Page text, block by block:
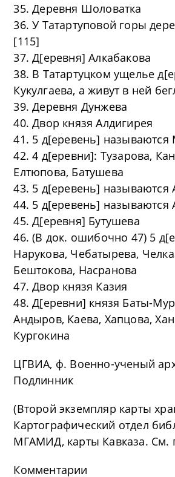
35. Деревня Шоловатка
36. У Татартуповой горы
[115]
37. Д[еревня] Алкабакова
38. В Татартуцком ущелье
Кукулгаева, а живут в ней
39. Деревня Дунжева
40. Двор князя Алдигирея
41. 5 д[еревень] называются
42. 4 д[еревни]: Тузарова,
Елтюпова, Батушева
43. 5 д[еревень] называются
44. 5 д[еревень] называются
45. Д[еревня] Бутушева
46. (В док. ошибочно 47) 5
Нарукова, Чебатырева,
Бештокова, Насранова
47. Двор князя Казия
48. Д[еревни] князя Баты-
Андыров, Каева, Хапцова,
Кургокина
ЦГВИА, ф. Военно-ученый
Подлинник
(Второй экземпляр карты
Картографический отдел
МГАМИД, карты Кавказа. См.
Комментарии